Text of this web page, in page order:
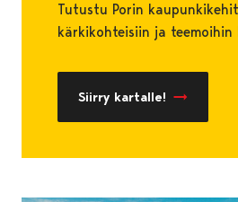
Tutustu Porin
kärkikohteisiin ja teemoihin
Siirry kartalle!